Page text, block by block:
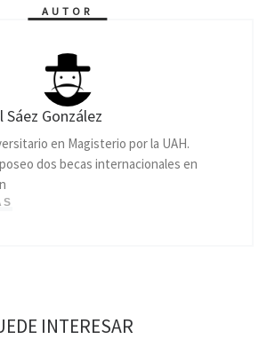
AUTOR
González
en Magisterio por la UAH.
dos becas internacionales en
INTERESAR